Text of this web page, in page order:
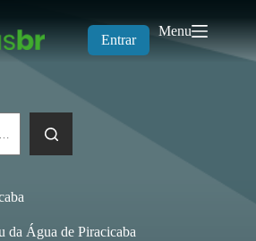
Entrar
Menu
da Água de Piracicaba